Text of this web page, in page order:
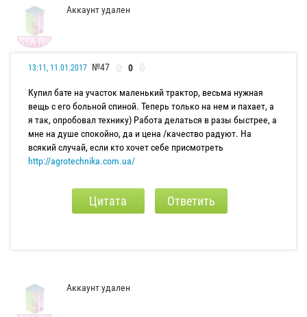
Аккаунт удален
13:11, 11.01.2017 №47 0
Купил бате на участок маленький трактор, весьма нужная
вещь с его больной спиной. Теперь только на нем и пахает, а
я так, опробовал технику) Работа делаться в разы быстрее, а
мне на душе спокойно, да и цена /качество радуют. На
всякий случай, если кто хочет себе присмотреть
http://agrotechnika.com.ua/
Цитата Ответить
Аккаунт удален